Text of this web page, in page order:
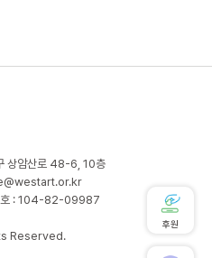
상암산로 48-6, 10층
호 : 104-82-09987
Reserved.
후원